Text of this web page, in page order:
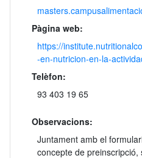
Pàgina web:
https://
-en-nutricion-en-la-
Telèfon:
93 403 19 65
Observacions:
Juntament amb el
concepte de preinscripció,